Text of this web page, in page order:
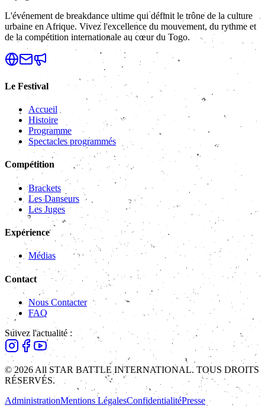
L'événement de breakdance ultime qui définit le trône de la culture
urbaine en Afrique. Vivez l'excellence du mouvement, du rythme et
de la compétition internationale au cœur du Togo.
Le Festival
Accueil
Histoire
Programme
Spectacles programmés
Compétition
Brackets
Les Danseurs
Les Juges
Expérience
Médias
Contact
Nous Contacter
FAQ
Suivez l'actualité :
© 2026 All STAR BATTLE INTERNATIONAL. TOUS DROITS
RÉSERVÉS.
AdministrationMentions LégalesConfidentialitéPresse